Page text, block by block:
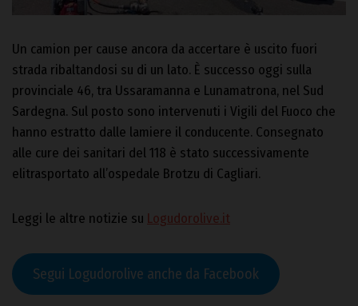
Un camion per cause ancora da accertare è uscito fuori
strada ribaltandosi su di un lato. È successo oggi sulla
provinciale 46, tra Ussaramanna e Lunamatrona, nel Sud
Sardegna. Sul posto sono intervenuti i Vigili del Fuoco che
hanno estratto dalle lamiere il conducente. Consegnato
alle cure dei sanitari del 118 è stato successivamente
elitrasportato all’ospedale Brotzu di Cagliari.
Leggi le altre notizie su Logudorolive.it
Segui Logudorolive anche da Facebook